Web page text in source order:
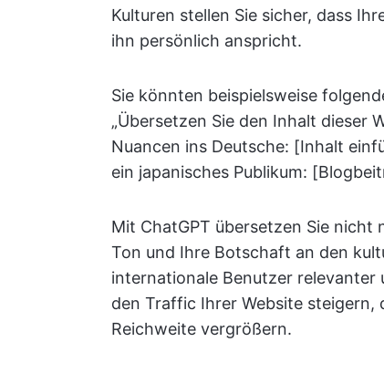
Kulturen stellen Sie sicher, dass
ihn persönlich anspricht.
Sie könnten beispielsweise
„Übersetzen Sie den Inhalt dieser
Nuancen ins Deutsche: [Inhalt
ein japanisches Publikum:
Mit ChatGPT übersetzen Sie nicht
Ton und Ihre Botschaft an den
internationale Benutzer relevanter
den Traffic Ihrer Website
Reichweite vergrößern.